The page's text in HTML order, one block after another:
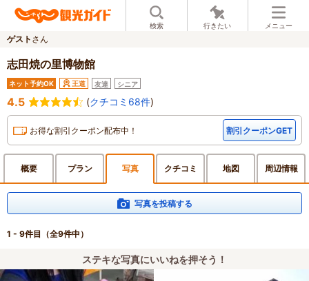
検索 行きたい メニュー
ゲスト さん
志田焼の里博物館
ネット予約OK 王道 友達 シニア
4.5 (クチコミ68件)
お得な割引クーポン配布中！ 割引クーポンGET
概要 プラン 写真 クチコミ 地図 周辺情報
写真を投稿する
1 - 9件目 （全9件中）
ステキな写真にいいねを押そう！